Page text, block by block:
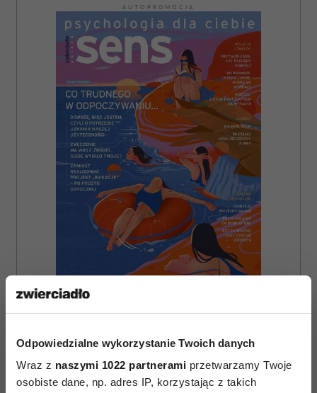
Odpowiedzialne wykorzystanie Twoich danych
Wraz z naszymi 1022 partnerami przetwarzamy Twoje
osobiste dane, np. adres IP, korzystając z takich
AUTOPROMOCJA
WYDANIE DRUKOWANE
E-WYDANIE